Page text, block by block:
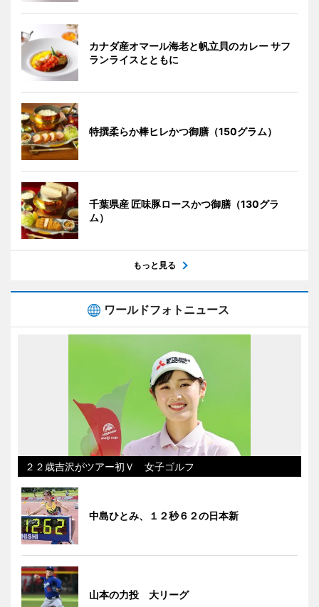
カナダ産オマール海老と帆立貝のカレー サフ
ランライスとともに
特撰柔らか棒ヒレかつ御膳（150グラム）
千葉県産 匠味豚ロースかつ御膳（130グラ
ム）
もっと見る
ワールドフォトニュース
２２歳吉沢がツアー初Ｖ 女子ゴルフ
中島ひとみ、１２秒６２の日本新
山本の力投 大リーグ